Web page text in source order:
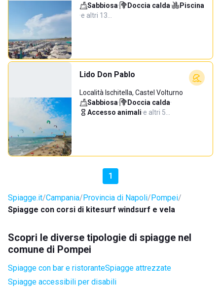
Sabbiosa· Doccia calda·
Piscina
·e altri 13…
Lido Don Pablo
Località Ischitella, Castel Volturno
Sabbiosa· Doccia calda·
Accesso animali·e altri 5…
1
Spiagge.it Campania Provincia di Napoli Pompei
Spiagge con corsi di kitesurf windsurf e vela
Scopri le diverse tipologie di spiagge nel
comune di Pompei
Spiagge con bar e ristoranteSpiagge attrezzate
Spiagge accessibili per disabili